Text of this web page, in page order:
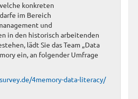
konkreten
im Bereich
und
in den historisch arbeitenden
lädt Sie das Team „Data
ein, an folgender Umfrage
4memory-data-literacy/